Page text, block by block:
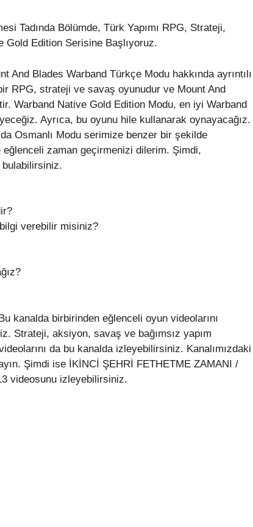
Tadında Bölümde, Türk Yapımı RPG, Strateji,
Gold Edition Serisine Başlıyoruz.
Blades Warband Türkçe Modu hakkında ayrıntılı
RPG, strateji ve savaş oyunudur ve Mount And
Warband Native Gold Edition Modu, en iyi Warband
Ayrıca, bu oyunu hile kullanarak oynayacağız.
Osmanlı Modu serimize benzer bir şekilde
zaman geçirmenizi dilerim. Şimdi,
bulabilirsiniz.
verebilir misiniz?
kanalda birbirinden eğlenceli oyun videolarını
Strateji, aksiyon, savaş ve bağımsız yapım
da bu kanalda izleyebilirsiniz. Kanalımızdaki
Şimdi ise İKİNCİ ŞEHRİ FETHETME ZAMANI /
videosunu izleyebilirsiniz.